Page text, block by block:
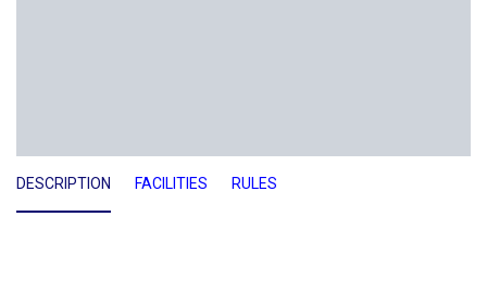
DESCRIPTION FACILITIES RULES